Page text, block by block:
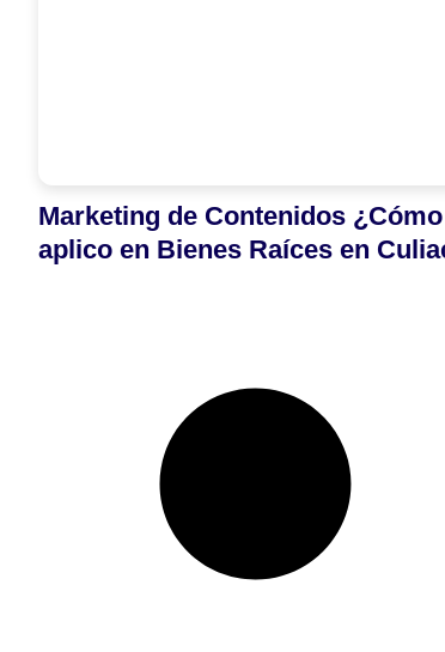
Marketing de Contenidos
aplico en Bienes Raíces en